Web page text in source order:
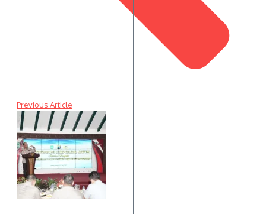
Previous Article